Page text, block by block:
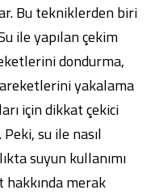
Bu tekniklerden biri
ile yapılan çekim
dondurma,
yakalama
için dikkat çekici
su ile nasıl
suyun kullanımı
hakkında merak